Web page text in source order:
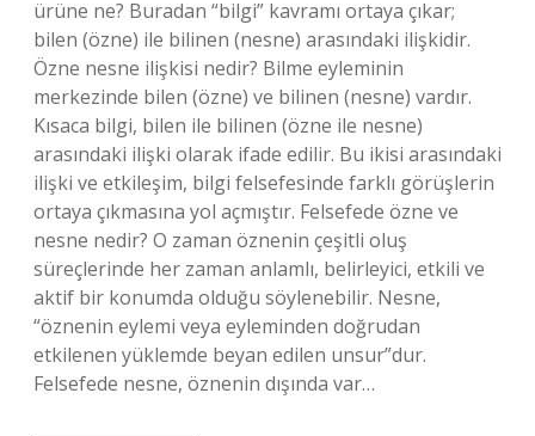
ürüne ne? Buradan “bilgi” kavramı ortaya çıkar;
bilen (özne) ile bilinen (nesne) arasındaki ilişkidir.
Özne nesne ilişkisi nedir? Bilme eyleminin
merkezinde bilen (özne) ve bilinen (nesne) vardır.
Kısaca bilgi, bilen ile bilinen (özne ile nesne)
arasındaki ilişki olarak ifade edilir. Bu ikisi arasındaki
ilişki ve etkileşim, bilgi felsefesinde farklı görüşlerin
ortaya çıkmasına yol açmıştır. Felsefede özne ve
nesne nedir? O zaman öznenin çeşitli oluş
süreçlerinde her zaman anlamlı, belirleyici, etkili ve
aktif bir konumda olduğu söylenebilir. Nesne,
“öznenin eylemi veya eyleminden doğrudan
etkilenen yüklemde beyan edilen unsur”dur.
Felsefede nesne, öznenin dışında var…